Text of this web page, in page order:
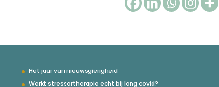
Het jaar van nieuwsgierigheid
Werkt stressortherapie echt bij long covid?